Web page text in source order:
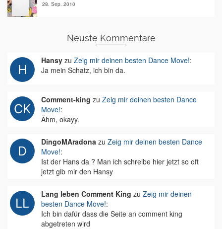
28. Sep. 2010
Neuste Kommentare
Hansy zu Zeig mir deinen besten Dance Move!:
Ja mein Schatz, ich bin da.
Comment-king zu Zeig mir deinen besten Dance
Move!:
Ähm, okayy.
DingoMAradona zu Zeig mir deinen besten Dance
Move!:
Ist der Hans da ? Man ich schreibe hier jetzt so oft
jetzt gib mir den Hansy
Lang leben Comment King zu Zeig mir deinen
besten Dance Move!:
Ich bin dafür dass die Seite an comment king
abgetreten wird